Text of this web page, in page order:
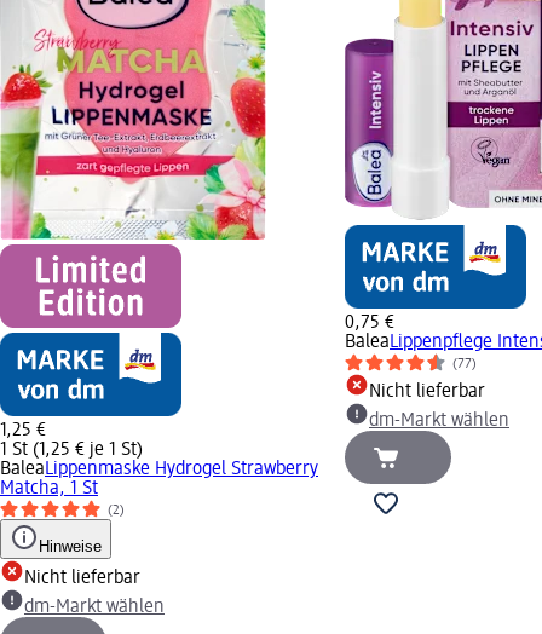
1,25 €
1 St (1,25 € je 1 St)
BaleaLippenmaske Hydrogel Strawberry
Matcha, 1 St
(2)
Hinweise
Nicht lieferbar
dm-Markt wählen
0,75 €
BaleaLippenpflege
(77)
Nicht lieferbar
dm-Markt wählen